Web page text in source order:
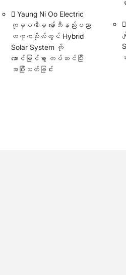
Yaung Ni Oo Electric
ကုမ္ပဏီမှ မှော်ဘီနည်းပညာ
တက္ကသိုလ်တွင် Hybrid
Solar System ကို
အောင်မြင်စွာ တပ်ဆင်ပြီး
အပြီးသတ်ခြင်း